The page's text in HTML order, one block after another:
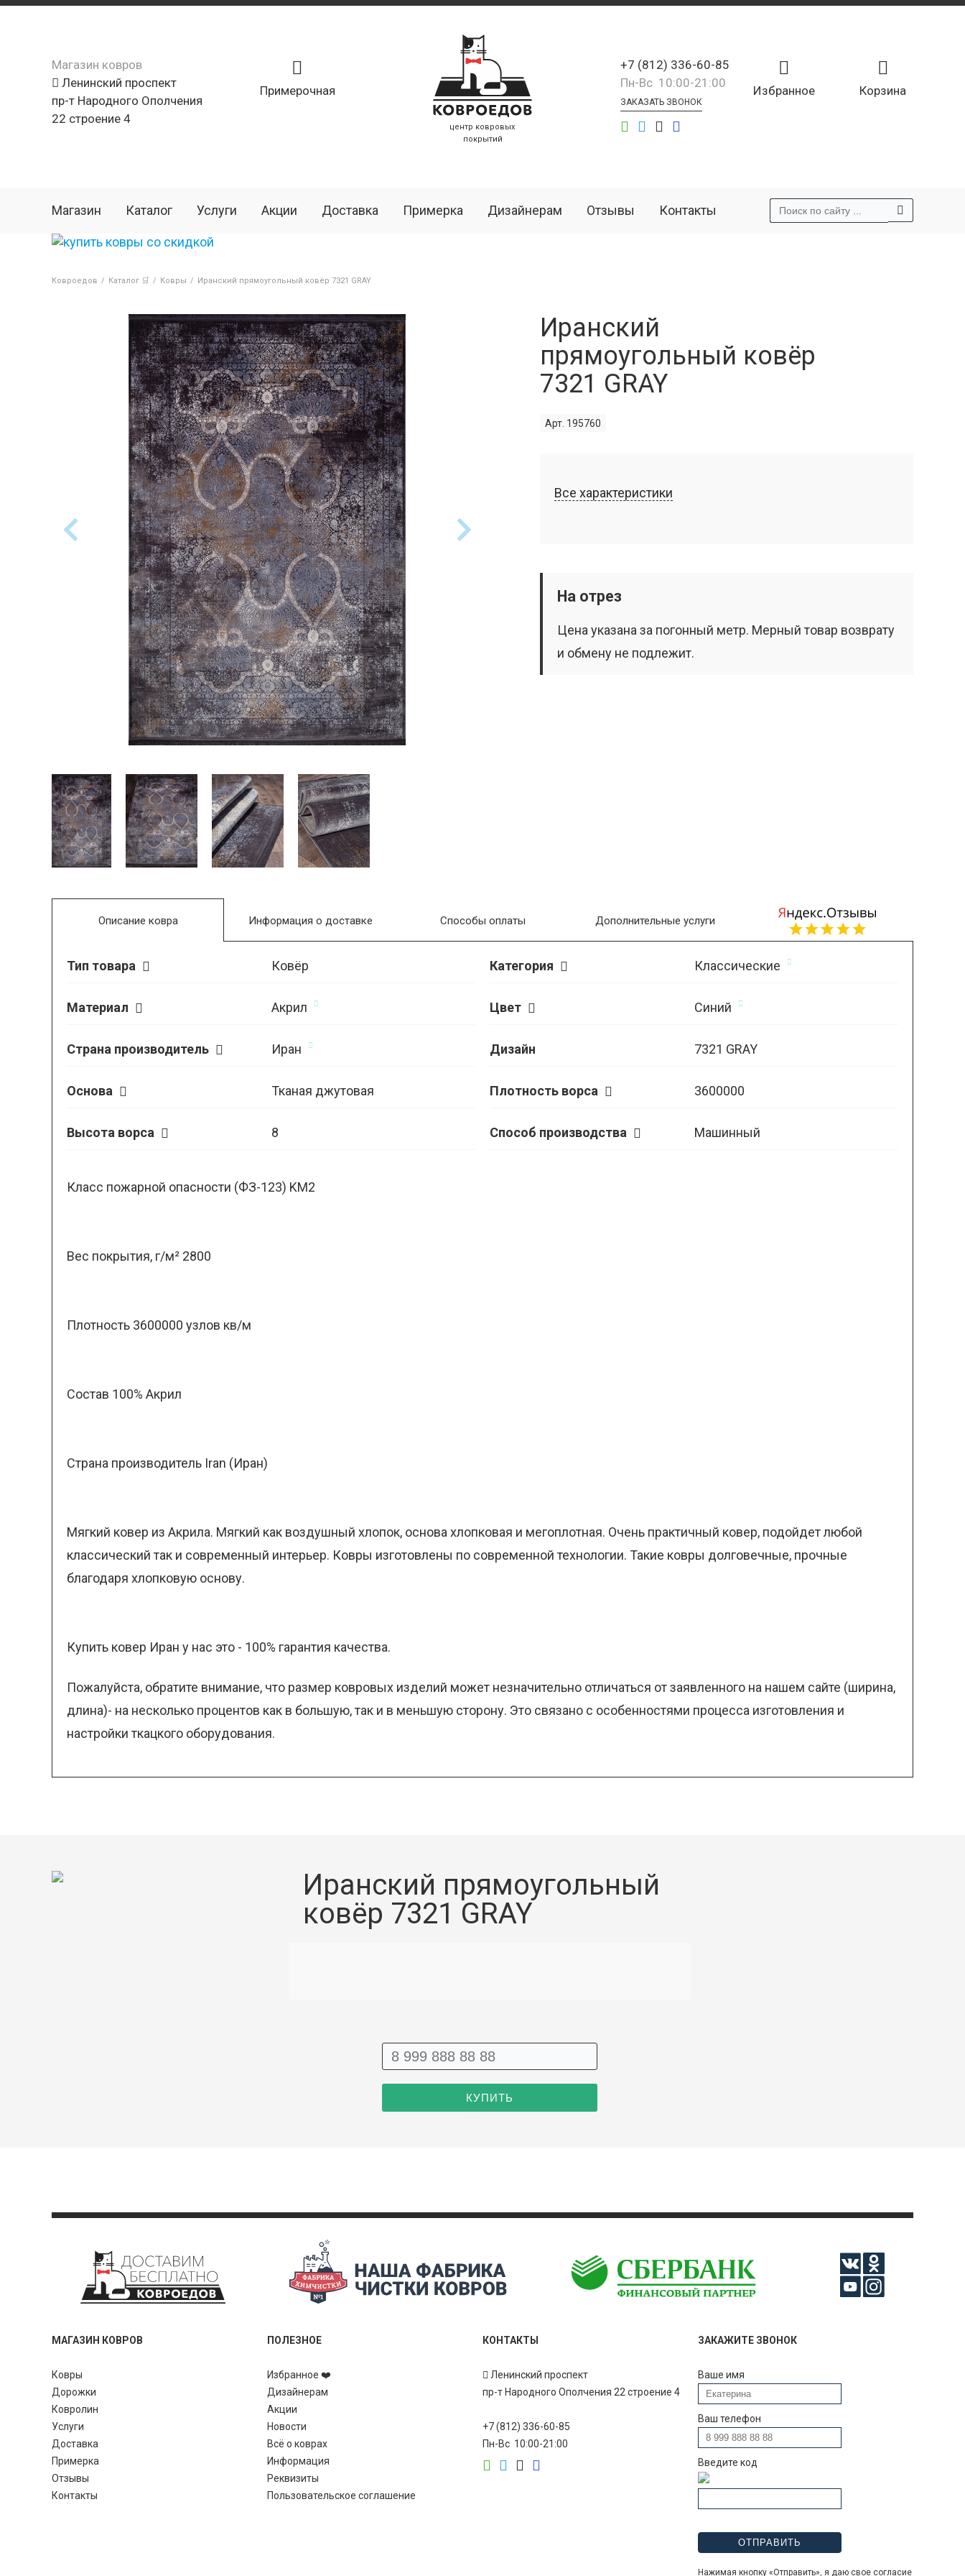
Магазин ковров
Ленинский проспект
пр-т Народного Ополчения
22 строение 4
Примерочная
центр ковровых
покрытий
Корзина
Избранное
+7 (812) 336-60-85
Пн-Вс 10:00-21:00
ЗАКАЗАТЬ ЗВОНОК
Магазин Каталог Услуги Акции Доставка Примерка Дизайнерам Отзывы Контакты
Ковроедов / Каталог 🛒 / Ковры / Иранский прямоугольный ковёр 7321 GRAY
Иранский
прямоугольный ковёр
7321 GRAY
Арт. 195760
Все характеристики
На отрез
Цена указана за погонный метр. Мерный товар возврату
и обмену не подлежит.
Описание ковра
Тип товара Ковёр Категория Классические
Материал Акрил Цвет Синий
Страна производитель Иран Дизайн 7321 GRAY
Основа Тканая джутовая Плотность ворса 3600000
Высота ворса 8 Способ производства Машинный
Класс пожарной опасности (ФЗ-123) KM2
Вес покрытия, г/м² 2800
Плотность 3600000 узлов кв/м
Состав 100% Акрил
Страна производитель Iran (Иран)
Мягкий ковер из Акрила. Мягкий как воздушный хлопок, основа хлопковая и мегоплотная. Очень практичный ковер, подойдет любой
классический так и современный интерьер. Ковры изготовлены по современной технологии. Такие ковры долговечные, прочные
благодаря хлопковую основу.
Купить ковер Иран у нас это - 100% гарантия качества.
Пожалуйста, обратите внимание, что размер ковровых изделий может незначительно отличаться от заявленного на нашем сайте (ширина,
длина)- на несколько процентов как в большую, так и в меньшую сторону. Это связано с особенностями процесса изготовления и
настройки ткацкого оборудования.
Информация о доставке Способы оплаты Дополнительные услуги
Иранский прямоугольный
ковёр 7321 GRAY
МАГАЗИН КОВРОВ
Ковры
Дорожки
Ковролин
Услуги
Доставка
Примерка
Отзывы
Контакты
ПОЛЕЗНОЕ
Избранное ❤️
Дизайнерам
Акции
Новости
Всё о коврах
Информация
Реквизиты
Пользовательское соглашение
КОНТАКТЫ
Ленинский проспект
пр-т Народного Ополчения 22 строение 4
+7 (812) 336-60-85
Пн-Вс 10:00-21:00
ЗАКАЖИТЕ ЗВОНОК
Ваше имя
Ваш телефон
Введите код
Нажимая кнопку «Отправить», я даю свое согласие